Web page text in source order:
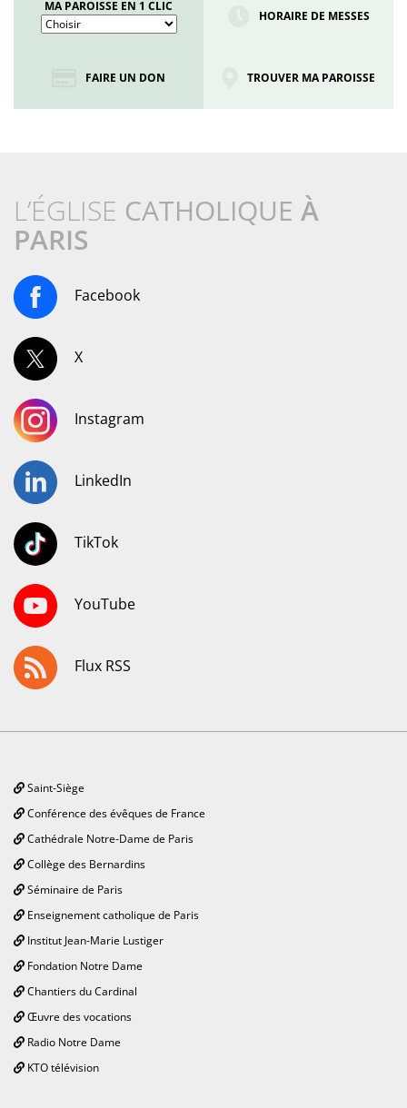
MA PAROISSE EN 1 CLIC
HORAIRE DE MESSES
FAIRE UN DON TROUVER MA PAROISSE
L’ÉGLISE CATHOLIQUE À
PARIS
Facebook
X
Instagram
LinkedIn
TikTok
YouTube
Flux RSS
Saint-Siège
Conférence des évêques de France
Cathédrale Notre-Dame de Paris
Collège des Bernardins
Séminaire de Paris
Enseignement catholique de Paris
Institut Jean-Marie Lustiger
Fondation Notre Dame
Chantiers du Cardinal
Œuvre des vocations
Radio Notre Dame
KTO télévision